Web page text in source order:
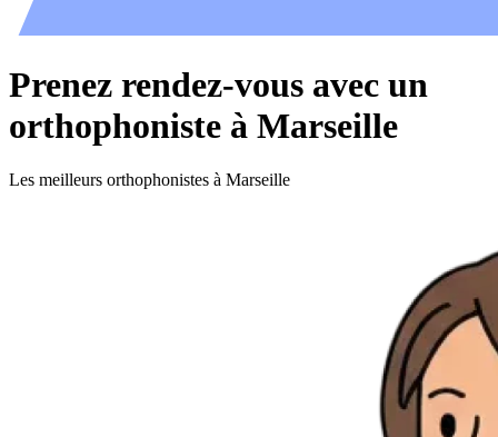
Prenez rendez-vous avec un
orthophoniste à Marseille
Les meilleurs orthophonistes à Marseille